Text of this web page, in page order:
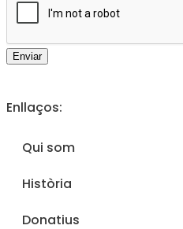
Enviar
Enllaços:
Qui som
Història
Donatius